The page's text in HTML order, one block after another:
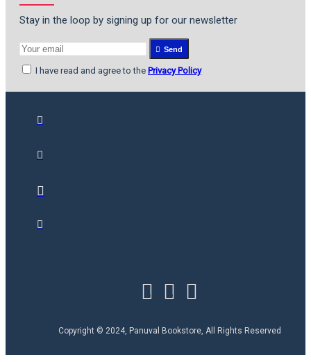
Stay in the loop by signing up for our newsletter
Send
I have read and agree to the Privacy Policy
Copyright © 2024, Panuval Bookstore, All Rights Reserved